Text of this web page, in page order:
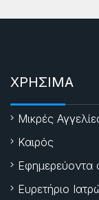
ΧΡΗΣΙΜΑ
Μικρές
Καιρός
Εφημερεύοντα
Ευρετήριο